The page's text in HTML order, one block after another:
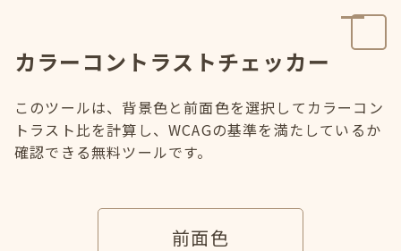
カラーコントラストチェッカー
このツールは、背景色と前面色を選択してカラーコン
トラスト比を計算し、WCAGの基準を満たしているか
確認できる無料ツールです。
前面色